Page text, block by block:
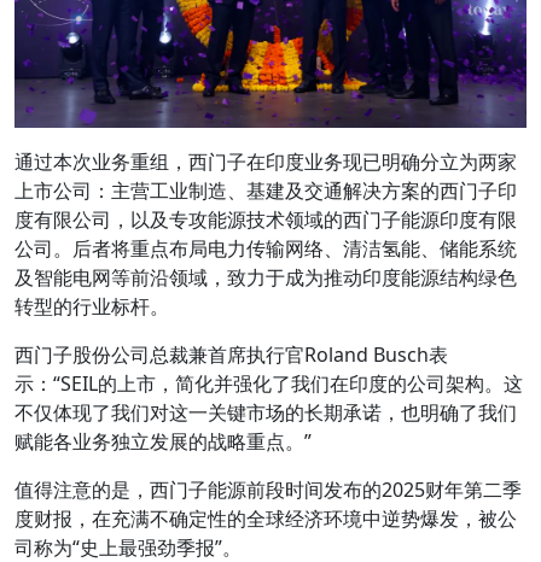
通过本次业务重组，西门子在印度业务现已明确分立为两家
上市公司：主营工业制造、基建及交通解决方案的西门子印
度有限公司，以及专攻能源技术领域的西门子能源印度有限
公司。后者将重点布局电力传输网络、清洁氢能、储能系统
及智能电网等前沿领域，致力于成为推动印度能源结构绿色
转型的行业标杆。
西门子股份公司总裁兼首席执行官Roland Busch表
示：“SEIL的上市，简化并强化了我们在印度的公司架构。这
不仅体现了我们对这一关键市场的长期承诺，也明确了我们
赋能各业务独立发展的战略重点。”
值得注意的是，西门子能源前段时间发布的2025财年第二季
度财报，在充满不确定性的全球经济环境中逆势爆发，被公
司称为“史上最强劲季报”。